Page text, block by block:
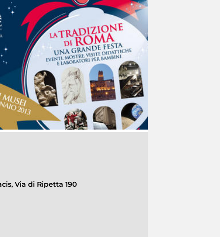
Via di Ripetta 190